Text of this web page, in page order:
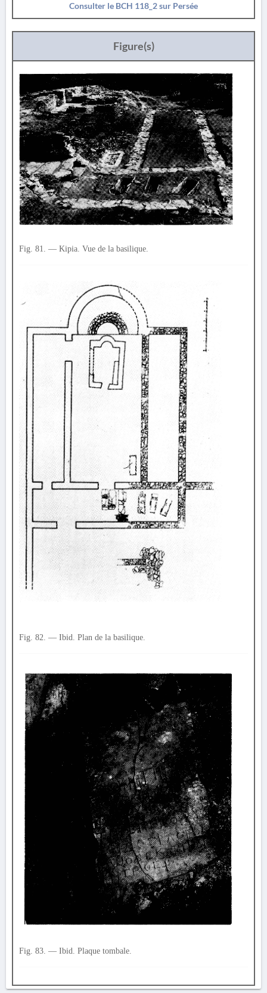
Consulter le BCH 118_2 sur Persée
Figure(s)
Fig. 81. — Kipia. Vue de la basilique.
Fig. 82. — Ibid. Plan de la basilique.
Fig. 83. — Ibid. Plaque tombale.